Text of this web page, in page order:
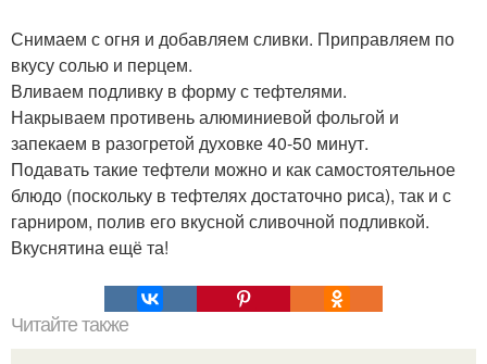
Снимаем с огня и добавляем сливки. Приправляем по
вкусу солью и перцем.
Вливаем подливку в форму с тефтелями.
Накрываем противень алюминиевой фольгой и
запекаем в разогретой духовке 40-50 минут.
Подавать такие тефтели можно и как самостоятельное
блюдо (поскольку в тефтелях достаточно риса), так и с
гарниром, полив его вкусной сливочной подливкой.
Вкуснятина ещё та!
Читайте также